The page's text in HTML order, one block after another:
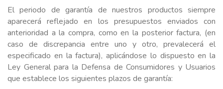
El periodo de garantía de nuestros productos siempre
aparecerá reflejado en los presupuestos enviados con
anterioridad a la compra, como en la posterior factura, (en
caso de discrepancia entre uno y otro, prevalecerá el
especificado en la factura), aplicándose lo dispuesto en la
Ley General para la Defensa de Consumidores y Usuarios
que establece los siguientes plazos de garantía: